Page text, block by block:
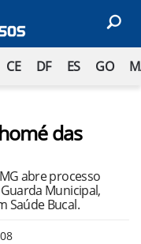
CE DF ES GO
das
abre processo
Municipal,
Saúde Bucal.